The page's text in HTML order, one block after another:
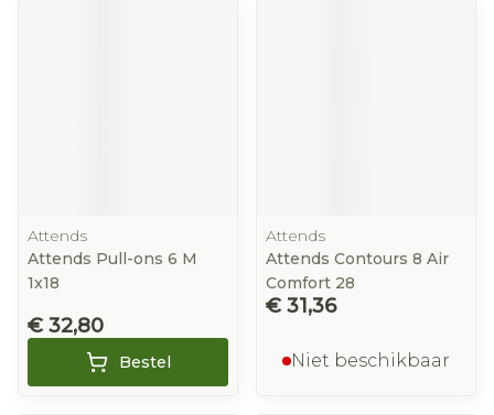
Attends
Attends Pull-ons 6 M
1x18
€ 32,80
Bestel
Attends
Attends Contours 8 Air
Comfort 28
€ 31,36
Niet beschikbaar